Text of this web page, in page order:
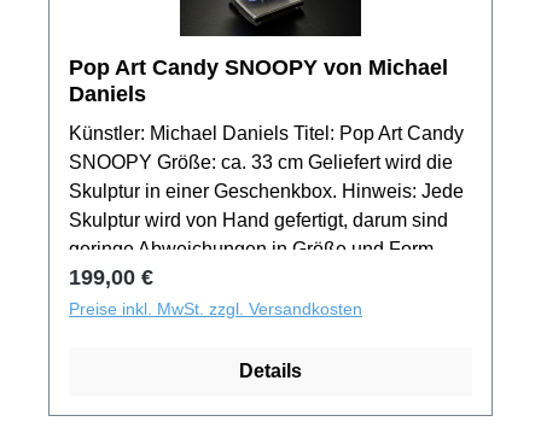
Pop Art Candy SNOOPY von Michael
Daniels
Künstler: Michael Daniels Titel: Pop Art Candy
SNOOPY Größe: ca. 33 cm Geliefert wird die
Skulptur in einer Geschenkbox. Hinweis: Jede
Skulptur wird von Hand gefertigt, darum sind
geringe Abweichungen in Größe und Form
gewollt. Das Produktbild zeigt nur ein Muster
der Motivserie. Jedes Exemplar aus der
Regulärer Preis:
199,00 €
Preise inkl. MwSt. zzgl. Versandkosten
Details